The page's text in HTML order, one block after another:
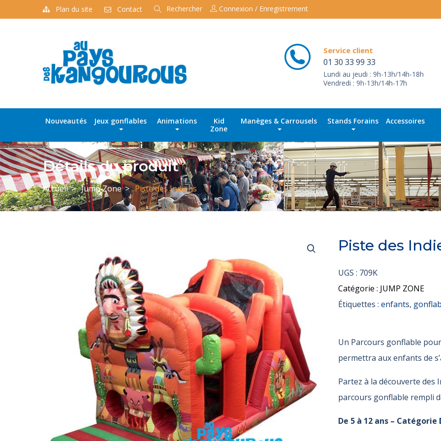
Plan du site Contact Rechercher
produits
Connexion / Enregistrement
Service client
01 30 33 99 33
Lundi au jeudi : 9h-13h/14h-18h
Vendredi : 9h-13h/14h-17h
Nouveautés Jeux gonflables Animations
Kid
Zone
Manèges & Carrousels Stands Forains Accessoires
Détails du produit
Accueil Jump Zone Piste des Indiens
Piste des
UGS : 709K
Catégorie : JUMP ZONE
Étiquettes : enfants,
Un Parcours gonflable
permettra aux enfants de
Partez à la découverte des
parcours gonflable rempli
De 5 à 12 ans – Catégorie